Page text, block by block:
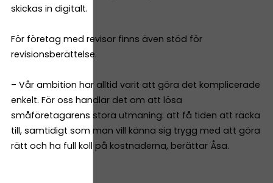
skickas in digitalt.
För företag med revisor finns även stöd för
revisionsberättelse.
– Vår ambition har alltid varit att göra det komplicerade
enkelt. För oss handlar det om att lösa
småföretagarens stora utmaning: att få tiden att räcka
till, samtidigt som man vill känna sig trygg med att göra
rätt och ha full koll på kostnaderna, berättar Åsa.